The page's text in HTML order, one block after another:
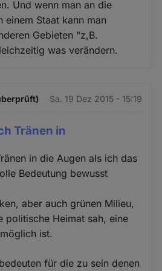
Und wenn man an die
einem Staat kann man
Gebieten "z,B.
was verändern.
Sa. 19 Dez 2015 - 15:19
Tränen in
in die Augen als ich das
Bedeutung bewusst
aber auch grünen Milieu,
politische Heimat sah, eine
ist.
für die zu sein denen